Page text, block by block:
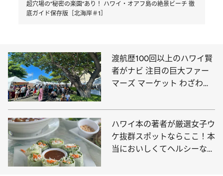
超穴場の“秘密の楽園”あり！ ハワイ・オアフ島の絶景ビーチ 徹
底ガイド保存版［北海岸＃1］
渡航歴100回以上のハワイ賢
者がナビ 注目の巨大ファー
マーズ マーケット わざわざ
ハワイ本の著者が厳選女子ウ
ケ抜群スポットならここ！本
当においしくてヘルシーなお